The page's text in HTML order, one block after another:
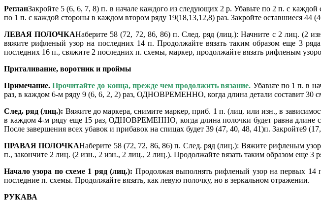
РегланЗакройте 5 (6, 6, 7, 8) п. в начале каждого из следующих 2 р. Убавьте по 2 п. с
по 1 п. с каждой стороны в каждом втором ряду 19(18,13,12,8) раз. Закройте оставшиеся 44
ЛЕВАЯ ПОЛОЧКАНаберите 58 (72, 72, 86, 86) п. След. ряд (лиц.): Начните с 2 лиц. (2
вяжите рифленый узор на последних 14 п. Продолжайте вязать таким образом еще 3
последних 16 п., свяжите 2 последних п. схемы, маркер, продолжайте вязать рифленым
Приталивание, воротник и проймы
Примечание.Прочитайте до конца, прежде чем продолжить вязание. Убавьте по 1 п. в
раз, в каждом 6-м ряду 9 (6, 6, 2, 2) раз, ОДНОВРЕМЕННО, когда длина детали составит 30
След. ряд (лиц.): Вяжите до маркера, снимите маркер, приб. 1 п. (лиц. или изн., в
в каждом 4-м ряду еще 15 раз, ОДНОВРЕМЕННО, когда длина полочки будет равна длине
После завершения всех убавок и прибавок на спицах будет 39 (47, 40, 48, 41)п. Закройте9
ПРАВАЯ ПОЛОЧКАНаберите 58 (72, 72, 86, 86) п. След. ряд (лиц.): Вяжите рифленым
п., закончите 2 лиц. (2 изн., 2 изн., 2 лиц., 2 лиц.). Продолжайте вязать таким образом еще 3
Начало узора по схеме 1 ряд (лиц.): Продолжая выполнятьрифленый узор на первых 14
последние п. схемы. Продолжайте вязать, как левую полочку, но в зеркальном отражении.
РУКАВА